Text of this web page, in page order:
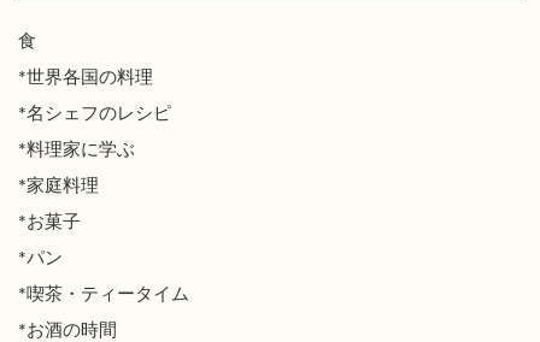
食
*世界各国の料理
*名シェフのレシピ
*料理家に学ぶ
*家庭料理
*お菓子
*パン
*喫茶・ティータイム
*お酒の時間